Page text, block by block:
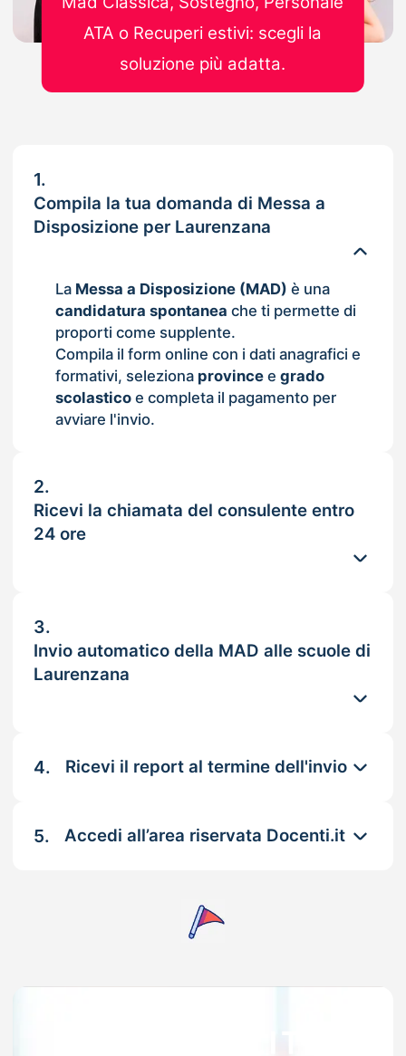
1.
Compila la tua domanda di Messa a
Disposizione per Laurenzana
La Messa a Disposizione (MAD) è una
candidatura spontanea che ti permette di
proporti come supplente.
Compila il form online con i dati anagrafici e
formativi, seleziona provincee grado
scolasticoe completa il pagamento per
avviare l'invio.
2.
Ricevi la chiamata del consulente entro
24 ore
3.
Invio automatico della MAD alle scuole di
Laurenzana
4. Ricevi il report al termine dell'invio
5. Accedi all’area riservata Docenti.it
ATA o Recuperi estivi: scegli la
soluzione più adatta.